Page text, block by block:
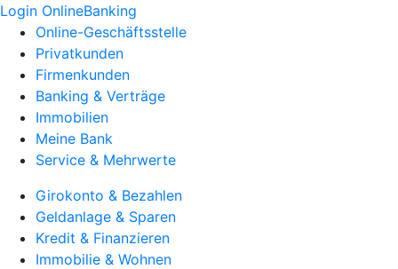
Login OnlineBanking
Online-Geschäftsstelle
Privatkunden
Firmenkunden
Banking & Verträge
Immobilien
Meine Bank
Service & Mehrwerte
Girokonto & Bezahlen
Geldanlage & Sparen
Kredit & Finanzieren
Immobilie & Wohnen